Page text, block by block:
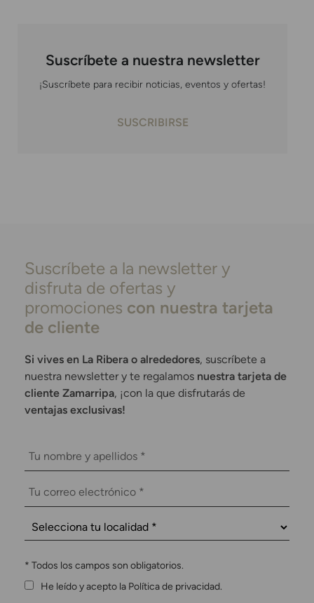
Suscríbete a nuestra newsletter
¡Suscríbete para recibir noticias, eventos y ofertas!
SUSCRIBIRSE
Suscríbete a la newsletter y
disfruta de ofertas y
promociones con nuestra tarjeta
de cliente
Si vives en La Ribera o alrededores, suscríbete a
nuestra newsletter y te regalamos nuestra tarjeta de
cliente Zamarripa, ¡con la que disfrutarás de
ventajas exclusivas!
* Todos los campos son obligatorios.
He leído y acepto la Política de privacidad.